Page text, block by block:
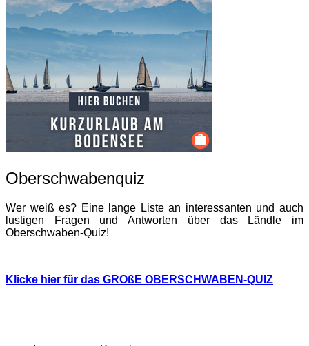
Oberschwabenquiz
Wer weiß es? Eine lange Liste an interessanten und auch
lustigen Fragen und Antworten über das Ländle im
Oberschwaben-Quiz!
Klicke hier für das GROßE OBERSCHWABEN-QUIZ